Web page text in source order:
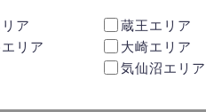
ア 蔵王エリア
リア 大崎エリア
気仙沼エリア